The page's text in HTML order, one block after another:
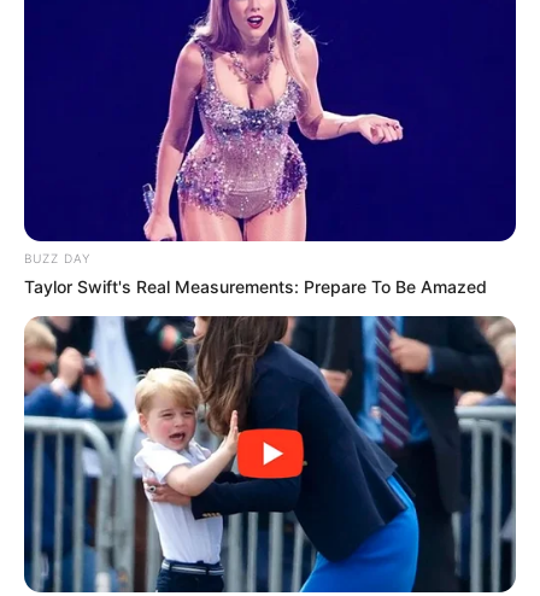
BUZZ DAY
Taylor Swift's Real Measurements: Prepare To Be Amazed